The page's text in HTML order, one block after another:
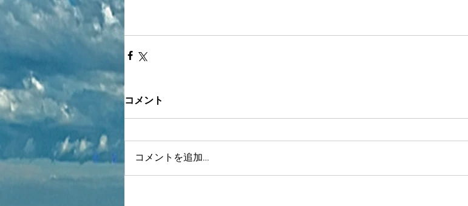
コメント
コメントを追加…